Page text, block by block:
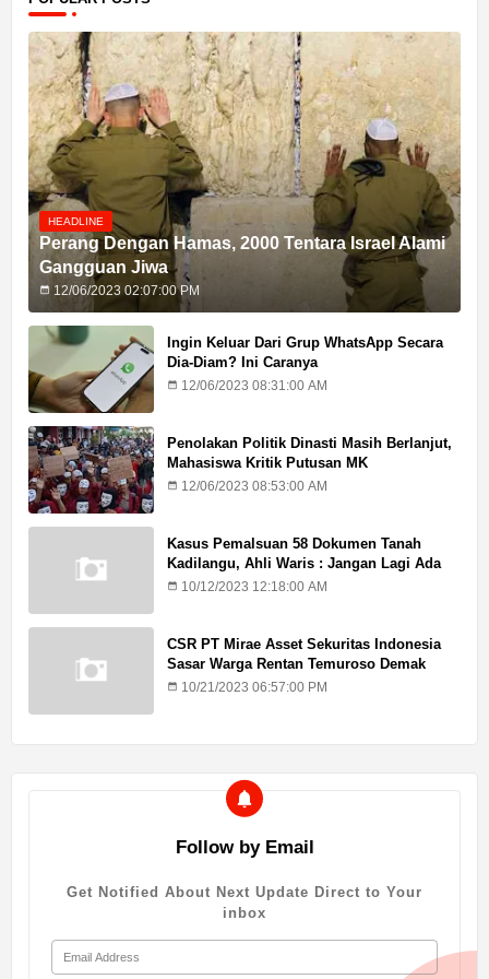
HEADLINE
Perang Dengan Hamas, 2000 Tentara Israel Alami
Gangguan Jiwa
12/06/2023 02:07:00 PM
Ingin Keluar Dari Grup WhatsApp Secara
Dia-Diam? Ini Caranya
12/06/2023 08:31:00 AM
Penolakan Politik Dinasti Masih Berlanjut,
Mahasiswa Kritik Putusan MK
12/06/2023 08:53:00 AM
Kasus Pemalsuan 58 Dokumen Tanah
Kadilangu, Ahli Waris : Jangan Lagi Ada
Penundaan Hukuman
10/12/2023 12:18:00 AM
CSR PT Mirae Asset Sekuritas Indonesia
Sasar Warga Rentan Temuroso Demak
10/21/2023 06:57:00 PM
Follow by Email
Get Notified About Next Update Direct to Your
inbox